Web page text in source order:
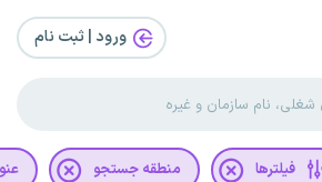
ورود | ثبت‌ نام
فیلترها منطقه جستجو